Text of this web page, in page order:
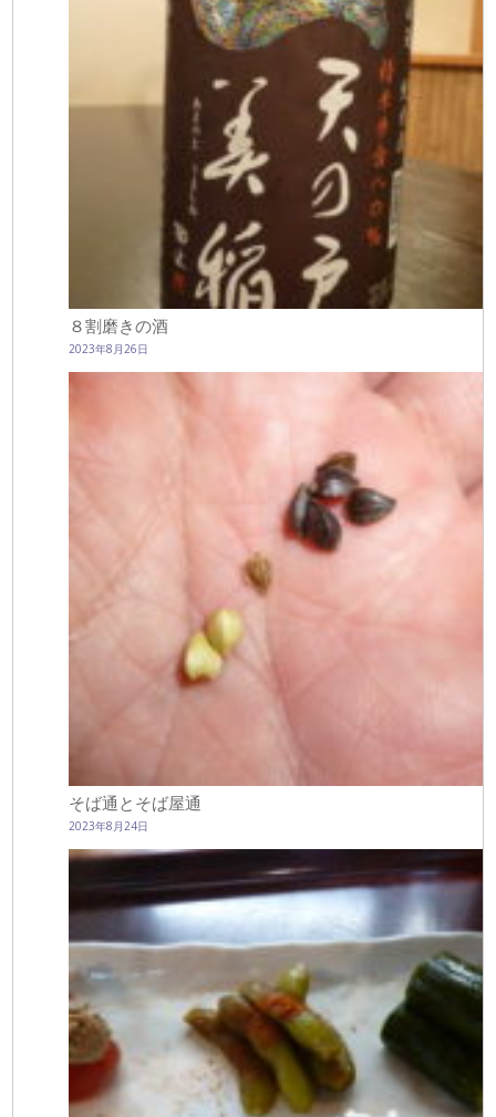
８割磨きの酒
2023年8月26日
そば通とそば屋通
2023年8月24日